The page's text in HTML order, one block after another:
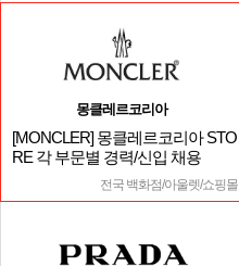
몽클레르코리아
[MONCLER] 몽클레르코리아 STO
RE 각 부문별 경력/신입 채용
전국 백화점/아울렛/쇼핑몰